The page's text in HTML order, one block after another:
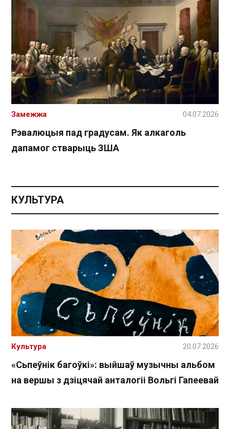
Рэвалюцыя пад градусам. Як алкаголь
дапамог стварыць ЗША
Замежжа 04.07.2026
КУЛЬТУРА
«Сьпеўнік багоўкі»: выйшаў музычны альбом
на вершы з дзіцячай анталогіі Вольгі Гапеевай
Культура 20.07.2026